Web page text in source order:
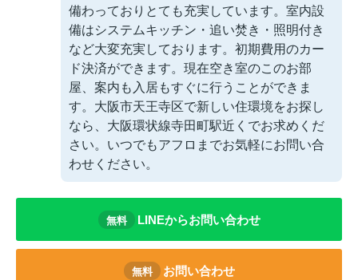
備わっておりとても充実しています。室内設
備はシステムキッチン・追い焚き・照明付き
など大変充実しております。初期費用のカー
ド決済ができます。現在空き室のこのお部
屋、案内も入居もすぐに行うことができま
す。大阪市天王寺区で新しい住環境をお探し
なら、大阪環状線寺田町駅近くでお求めくだ
さい。いつでもアフロまでお気軽にお問い合
わせください。
無料 LINEからお問い合わせ
無料 お問い合わせ